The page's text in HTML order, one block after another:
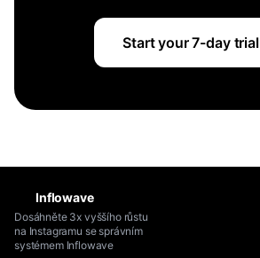
Start your 7-day trial
Inflowave
Dosáhněte 3x vyššího růstu
na Instagramu se správním
systémem Inflowave